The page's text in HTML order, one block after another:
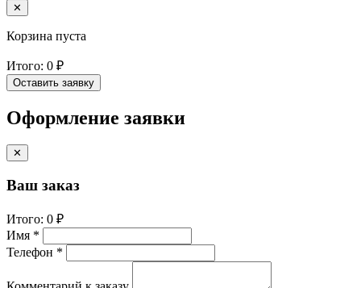
✕
Корзина пуста
Итого: 0 ₽
Оставить заявку
Оформление заявки
✕
Ваш заказ
Итого: 0 ₽
Имя *
Телефон *